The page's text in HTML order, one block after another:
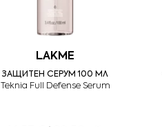
LAKME
ЗАЩИТЕН СЕРУМ 100 МЛ
Teknia Full Defense Serum